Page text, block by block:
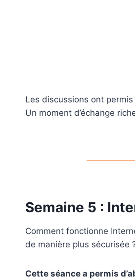
Les discussions ont
Un moment d’échange
Semaine 5 :
Comment fonctionne
de manière plus sécurisée
Cette séance a permis